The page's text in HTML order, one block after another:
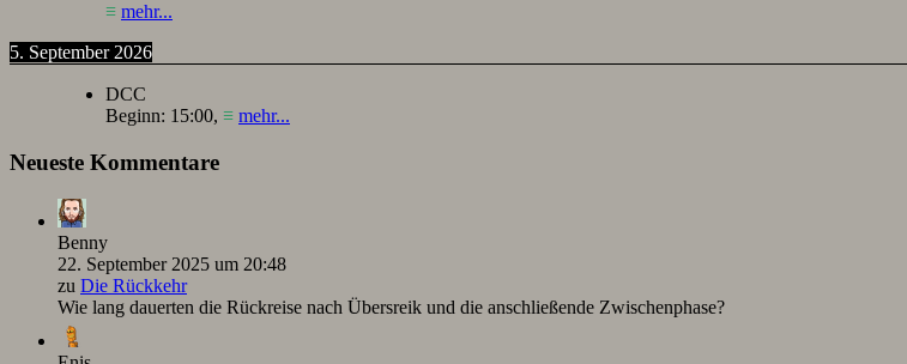
≡ mehr...
5. September 2026
DCC
Beginn: 15:00, ≡ mehr...
Neueste Kommentare
Benny
22. September 2025 um 20:48
zu Die Rückkehr
Wie lang dauerten die Rückreise nach Übersreik und die anschließende Zwischenphase?